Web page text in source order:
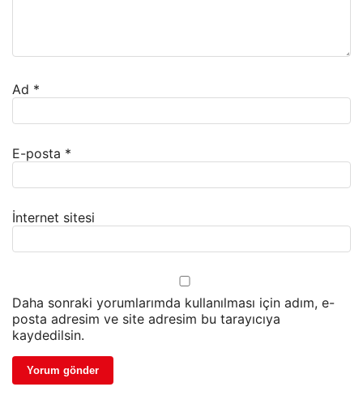
Ad *
E-posta *
İnternet sitesi
Daha sonraki yorumlarımda kullanılması için adım, e-
posta adresim ve site adresim bu tarayıcıya
kaydedilsin.